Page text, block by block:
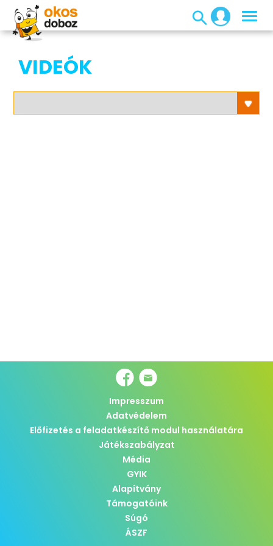
VIDEÓK
Impresszum
Adatvédelem
Előfizetés a feladatkészítő modul használatára
Játékszabályzat
Média
GYIK
Alapítvány
Támogatóink
Súgó
ÁSZF